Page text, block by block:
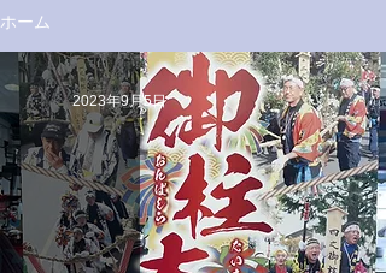
ホーム
2023年9月5日